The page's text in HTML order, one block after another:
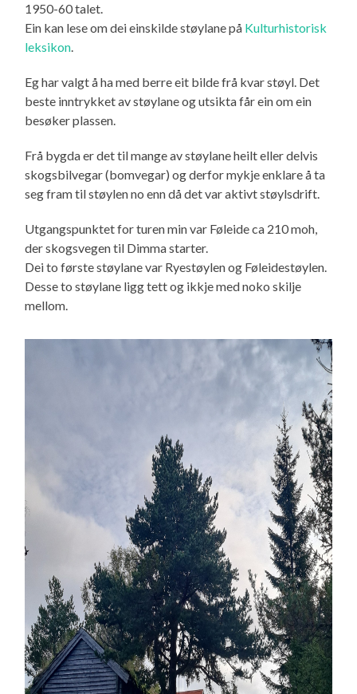
1950-60 talet.
Ein kan lese om dei einskilde støylane på Kulturhistorisk
leksikon.
Eg har valgt å ha med berre eit bilde frå kvar støyl. Det
beste inntrykket av støylane og utsikta får ein om ein
besøker plassen.
Frå bygda er det til mange av støylane heilt eller delvis
skogsbilvegar (bomvegar) og derfor mykje enklare å ta
seg fram til støylen no enn då det var aktivt støylsdrift.
Utgangspunktet for turen min var Føleide ca 210 moh,
der skogsvegen til Dimma starter.
Dei to første støylane var Ryestøylen og Føleidestøylen.
Desse to støylane ligg tett og ikkje med noko skilje
mellom.